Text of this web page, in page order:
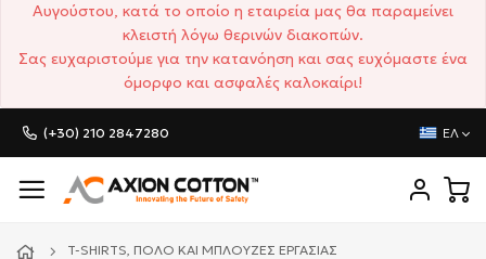
Αυγούστου, κατά το οποίο η εταιρεία μας θα παραμείνει
κλειστή λόγω θερινών διακοπών.
Σας ευχαριστούμε για την κατανόηση και σας ευχόμαστε ένα
όμορφο και ασφαλές καλοκαίρι!
(+30) 210 2847280 ΕΛ
T-SHIRTS, ΠΌΛΟ ΚΑΙ ΜΠΛΟΎΖΕΣ ΕΡΓΑΣΊΑΣ